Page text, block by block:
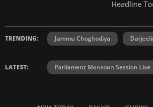
Headline
TRENDING: Jammu Choghadiya
LATEST: Parliament Monsoon Session Live